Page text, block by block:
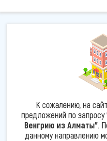
К сожалению, на
предложений по запросу
Венгрию из Алматы".
данному направлению